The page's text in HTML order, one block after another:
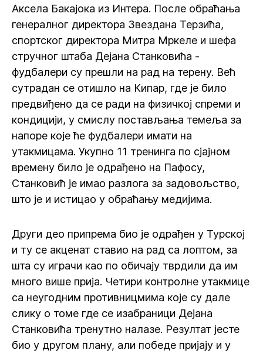
Аксела Бакајока из Интера. После обраћања
генералног директора Звездана Терзића,
спортског директора Митра Мркеле и шефа
стручног штаба Дејана Станковића -
фудбалери су прешли на рад на терену. Већ
сутрадан се отишло на Кипар, где је било
предвиђено да се ради на физичкој спреми и
кондицији, у смислу постављања темеља за
напоре које ће фудбалери имати на
утакмицама. Укупно 11 тренинга по сјајном
времену било је одрађено на Пафосу,
Станковић је имао разлога за задовољство,
што је и истицао у обраћању медијима.
Други део припрема био је одрађен у Турској
и ту се акценат ставио на рад са лоптом, за
шта су играчи као по обичају тврдили да им
много више прија. Четири контролне утакмице
са неугодним противницмима које су дале
слику о томе где се изабраници Дејана
Станковића тренутно налазе. Резултат јесте
био у другом плану, али победе пријају и у